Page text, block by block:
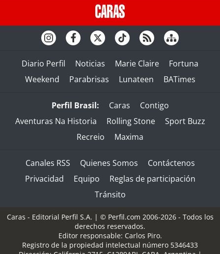
Diario Perfil Noticias Marie Claire
Fortuna
Weekend
Parabrisas Lunateen BATimes
Perfil Brasil: Caras
Contigo
Aventuras Na Historia
Rolling Stone
Sport Buzz
Recreio
Maxima
Canales RSS Quienes Somos
Contáctenos
Privacidad
Equipo
Reglas de participación
Tránsito
Caras - Editorial Perfil S.A. | © Perfil.com 2006-2026 - Todos los
derechos reservados.
Editor responsable: Carlos Piro.
Registro de la propiedad intelectual número 5346433